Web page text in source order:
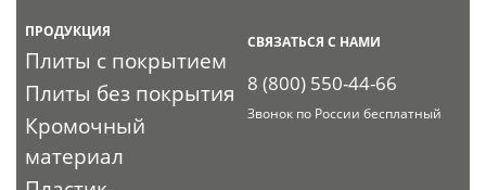
ПРОДУКЦИЯ
Плиты с покрытием
Плиты без покрытия
Кромочный
материал
СВЯЗАТЬСЯ С НАМИ
8 (800) 550-44-66
Звонок по России бесплатный